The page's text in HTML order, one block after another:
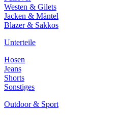
Westen & Gilets
Jacken & Mäntel
Blazer & Sakkos
Unterteile
Hosen
Jeans
Shorts
Sonstiges
Outdoor & Sport